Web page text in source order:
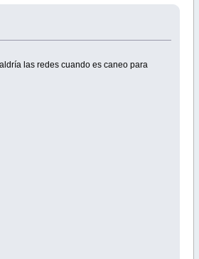
las redes cuando es caneo para